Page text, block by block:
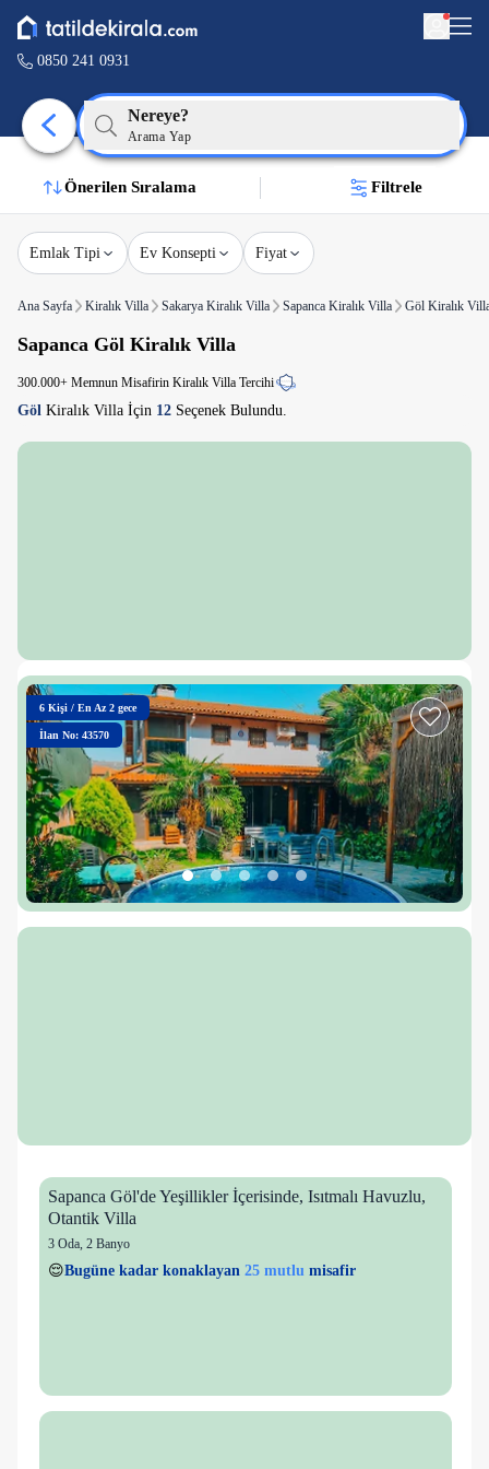
0850 241 0931
Nereye?
Arama Yap
Önerilen Sıralama Filtrele
Emlak Tipi Ev Konsepti Fiyat
Ana Sayfa Kiralık Villa Sakarya Kiralık Villa Sapanca Kiralık Villa Göl Kiralık
Sapanca Göl Kiralık Villa
300.000+ Memnun Misafirin Kiralık Villa Tercihi
Göl Kiralık Villa İçin 12 Seçenek Bulundu.
6 Kişi / En Az 2 gece
İlan No: 43570
Sapanca Göl'de Yeşillikler İçerisinde, Isıtmalı Havuzlu,
Otantik Villa
3 Oda, 2 Banyo
👀Son 1 saatte50 kişigörüntüledi